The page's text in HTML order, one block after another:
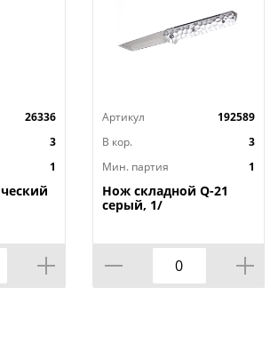
26336
3
1
Артикул
192589
В кор.
3
Мин. партия
1
Нож складной Q-21
серый, 1/